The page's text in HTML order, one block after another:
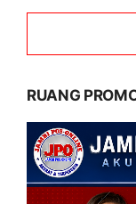
RUANG